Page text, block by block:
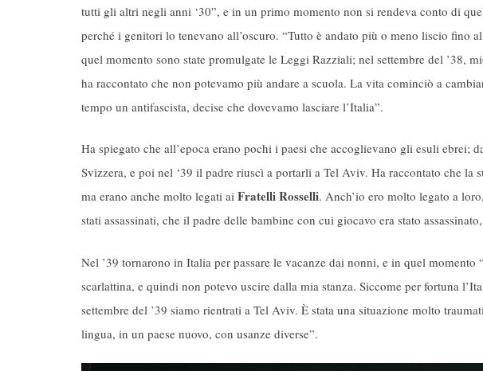
tutti gli altri negli anni ‘30”, e in un primo momento non si rendeva conto di
perché i genitori lo tenevano all’oscuro. “Tutto è andato più o meno liscio fino
quel momento sono state promulgate le Leggi Razziali; nel settembre del ’38,
ha raccontato che non potevamo più andare a scuola. La vita cominciò a
tempo un antifascista, decise che dovevamo lasciare l’Italia”.
Ha spiegato che all’epoca erano pochi i paesi che accoglievano gli esuli ebrei;
Svizzera, e poi nel ‘39 il padre riuscì a portarli a Tel Aviv. Ha raccontato che la
ma erano anche molto legati ai Fratelli Rosselli. Anch’io ero molto legato a
stati assassinati, che il padre delle bambine con cui giocavo era stato
Nel ’39 tornarono in Italia per passare le vacanze dai nonni, e in quel momento
scarlattina, e quindi non potevo uscire dalla mia stanza. Siccome per fortuna
settembre del ’39 siamo rientrati a Tel Aviv. È stata una situazione molto
lingua, in un paese nuovo, con usanze diverse”.